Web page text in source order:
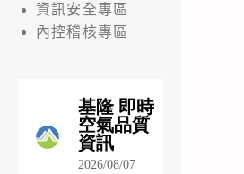
資訊安全專區
內控稽核專區